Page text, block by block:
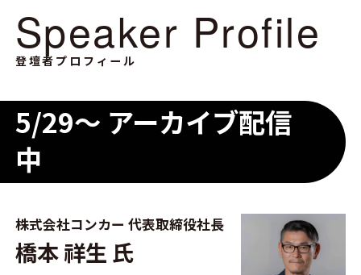
Speaker Profile
登壇者プロフィール
5/29～ アーカイブ配信
中
株式会社コンカー 代表取締役社長
橋本 祥生 氏